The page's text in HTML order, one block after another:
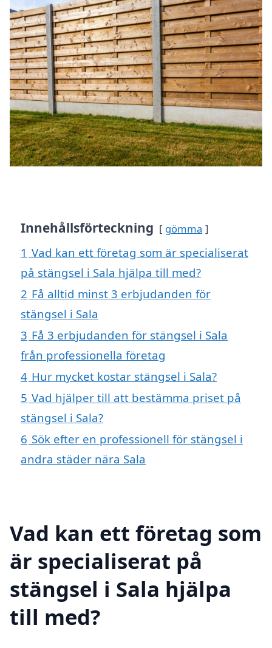
Innehållsförteckning gömma
1 Vad kan ett företag som är specialiserat
på stängsel i Sala hjälpa till med?
2 Få alltid minst 3 erbjudanden för
stängsel i Sala
3 Få 3 erbjudanden för stängsel i Sala
från professionella företag
4 Hur mycket kostar stängsel i Sala?
5 Vad hjälper till att bestämma priset på
stängsel i Sala?
6 Sök efter en professionell för stängsel i
andra städer nära Sala
Vad kan ett företag som
är specialiserat på
stängsel i Sala hjälpa
till med?